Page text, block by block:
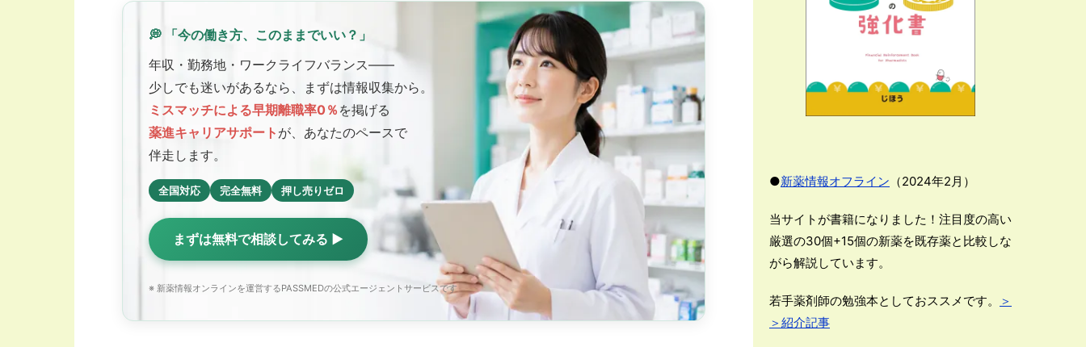
💭 「今の働き方、このままでいい？」
年収・勤務地・ワークライフバランス——
少しでも迷いがあるなら、まずは情報収集から。
ミスマッチによる早期離職率0％ を掲げる
薬進キャリアサポート が、あなたのペースで
伴走します。
全国対応 完全無料 押し売りゼロ
まずは無料で相談してみる ▶
※ 新薬情報オンラインを運営するPASSMEDの公式エージェントサービスです
●新薬情報オフライン （2024年2月）
当サイトが書籍になりました！注目度の高い
厳選の30個+15個の新薬を既存薬と比較しな
がら解説しています。
若手薬剤師の勉強本としておススメです。
＞
＞紹介記事